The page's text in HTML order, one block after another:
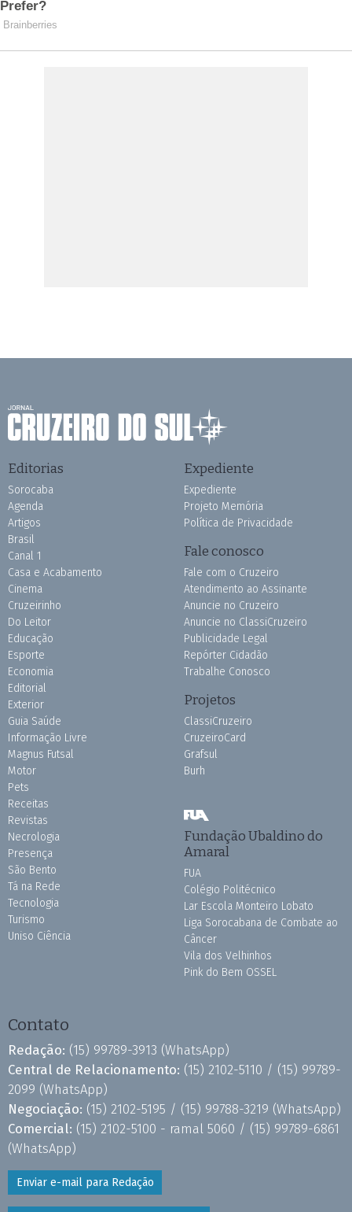
Editorias
Sorocaba
Agenda
Artigos
Brasil
Canal 1
Casa e Acabamento
Cinema
Cruzeirinho
Do Leitor
Educação
Esporte
Economia
Editorial
Exterior
Guia Saúde
Informação Livre
Magnus Futsal
Motor
Pets
Receitas
Revistas
Necrologia
Presença
São Bento
Tá na Rede
Tecnologia
Turismo
Uniso Ciência
Expediente
Expediente
Projeto Memória
Política de Privacidade
Fale conosco
Fale com o Cruzeiro
Atendimento ao Assinante
Anuncie no Cruzeiro
Anuncie no ClassiCruzeiro
Publicidade Legal
Repórter Cidadão
Trabalhe Conosco
Projetos
ClassiCruzeiro
CruzeiroCard
Grafsul
Burh
Fundação Ubaldino do
Amaral
FUA
Colégio Politécnico
Lar Escola Monteiro Lobato
Liga Sorocabana de Combate ao
Câncer
Vila dos Velhinhos
Pink do Bem OSSEL
Contato
Redação: (15) 99789-3913 (WhatsApp)
Central de Relacionamento: (15) 2102-5110 / (15) 99789-
2099 (WhatsApp)
Negociação: (15) 2102-5195 / (15) 99788-3219 (WhatsApp)
Comercial: (15) 2102-5100 - ramal 5060 / (15) 99789-6861
(WhatsApp)
Enviar e-mail para Redação